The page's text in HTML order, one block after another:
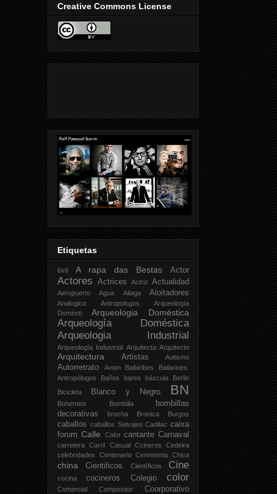
Creative Commons License
Etiquetas
6x6 A rapa das Bestas Actor
Actores Actrices Actriz Actualidad
Aeropuerto Agua Aliaga Aloitadores
Analogico Antropologos
Arqueología
Domésti
Arqueologia Doméstica
Arqueología Doméstica
Arqueologia Industrial
Arqueología Industrial Arquitecta Arquitecto
Arquitectura Artistas Autismo
Autorretrato Avion Bailaribes
Bailarines.
Antropólogos
Baños bares báscula
Berlin
Bicicleta
Blanco y Negro BN
Bohemios Bombilla
bombillas
decorativas
brocha Bronica Burgos
caballos caballos Salvajes Cadilac caixa
forum Calle Calor cantante Carnaval
carretera Carril Casual Ccineros
Cedeira
celebridades
Centenario Ceremonia Chica
china Cientificos Científicos Cine
cocina cocineros Colegio color
Comercial Compositor Coorporativo